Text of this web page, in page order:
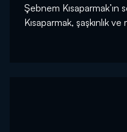
Şebnem Kısaparmak’ın
Kısaparmak, şaşkınlık